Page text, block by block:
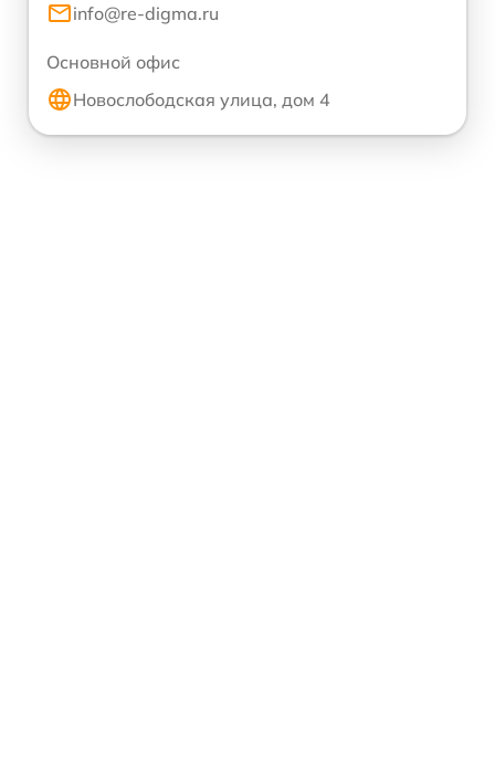
info@re-digma.ru
Основной офис
Новослободская улица, дом 4